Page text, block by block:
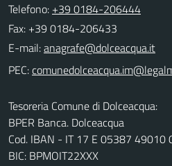
Telefono: +39 0184-206444
Fax: +39 0184-206433
E-mail:
PEC:
Tesoreria Comune di Dolceacqua:
BPER Banca. Dolceacqua
Cod. IBAN - IT 17 E 05387 49010
BIC: BPMOIT22XXX